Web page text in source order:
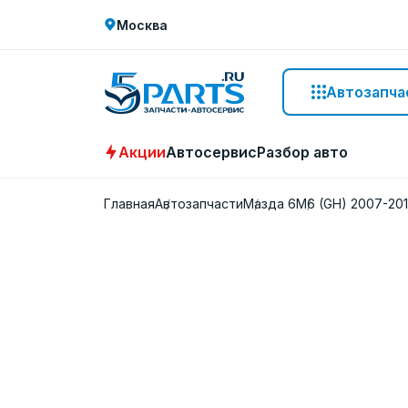
Москва
АкцииАвтосервисРазбор авто
ГлавнаяАвтозапчастиМазда 6M6 (GH) 2007-